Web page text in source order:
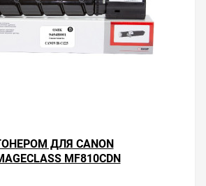
ДЛЯ CANON
MF810CDN